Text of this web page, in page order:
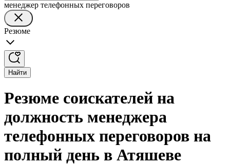
менеджер телефонных переговоров
Резюме
Найти
Резюме соискателей на
должность менеджера
телефонных переговоров на
полный день в Атяшеве